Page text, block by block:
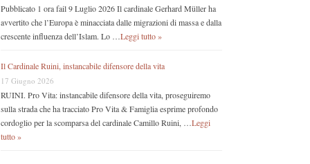
Pubblicato 1 ora fail 9 Luglio 2026 Il cardinale Gerhard Müller ha
avvertito che l’Europa è minacciata dalle migrazioni di massa e dalla
crescente influenza dell’Islam. Lo … Leggi tutto »
Il Cardinale Ruini, instancabile difensore della vita
17 Giugno 2026
RUINI. Pro Vita: instancabile difensore della vita, proseguiremo
sulla strada che ha tracciato Pro Vita & Famiglia esprime profondo
cordoglio per la scomparsa del cardinale Camillo Ruini, … Leggi
tutto »